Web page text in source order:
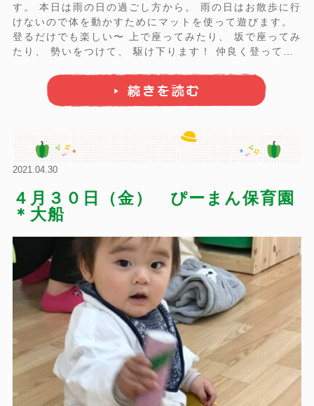
す。 本日は雨の日の過ごし方から。 雨の日はお散歩に行
けないので体を動かすためにマットを使って遊びます。
登るだけでも楽しい〜 上で座ってみたり、 坂で座ってみ
たり、 勢いをつけて、 駆け下ります！ 仲良く登って、
ろいでみたりします。 れもんクラスも挑戦中！ トンネル
を進ん ...
2021.04.30
４月３０日（金） ぴーまん保育園
＊大船